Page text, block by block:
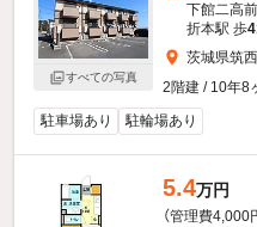
すべての写真
下館二高
折本駅 歩
茨城県筑
2階建 / 10年8
駐車場あり
駐輪場あり
5.4万円
（管理費4,000